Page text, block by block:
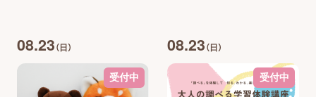
08.23（日）
受付中
08.23（日）
受付中